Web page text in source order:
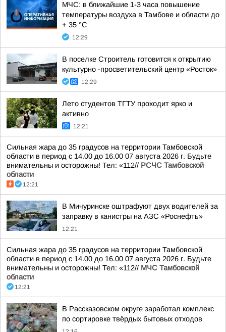
МЧС: в ближайшие 1-3 часа повышение
температуры воздуха в Тамбове и области до
+ 35 °C
12:29
В поселке Строитель готовится к открытию
культурно -просветительский центр «Росток»
12:29
Лето студентов ТГТУ проходит ярко и
активно
12:21
Сильная жара до 35 градусов на территории Тамбовской
области в период с 14.00 до 16.00 07 августа 2026 г. Будьте
внимательны и осторожны! Тел: «112// РСЧС Тамбовской
области
12:21
В Мичуринске оштрафуют двух водителей за
заправку в канистры на АЗС «Роснефть»
12:21
Сильная жара до 35 градусов на территории Тамбовской
области в период с 14.00 до 16.00 07 августа 2026 г. Будьте
внимательны и осторожны! Тел: «112// МЧС Тамбовской
области
12:21
В Рассказовском округе заработал комплекс
по сортировке твёрдых бытовых отходов